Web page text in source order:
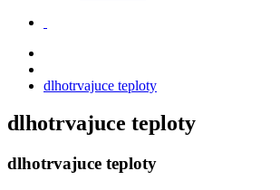
dlhotrvajuce teploty
dlhotrvajuce teploty
dlhotrvajuce teploty